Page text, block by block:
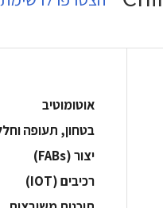
אוטומוטיב
בטחון, תעופה
‫יצור (‪(FABs‬‬
‫רכיבים‬ (IOT)